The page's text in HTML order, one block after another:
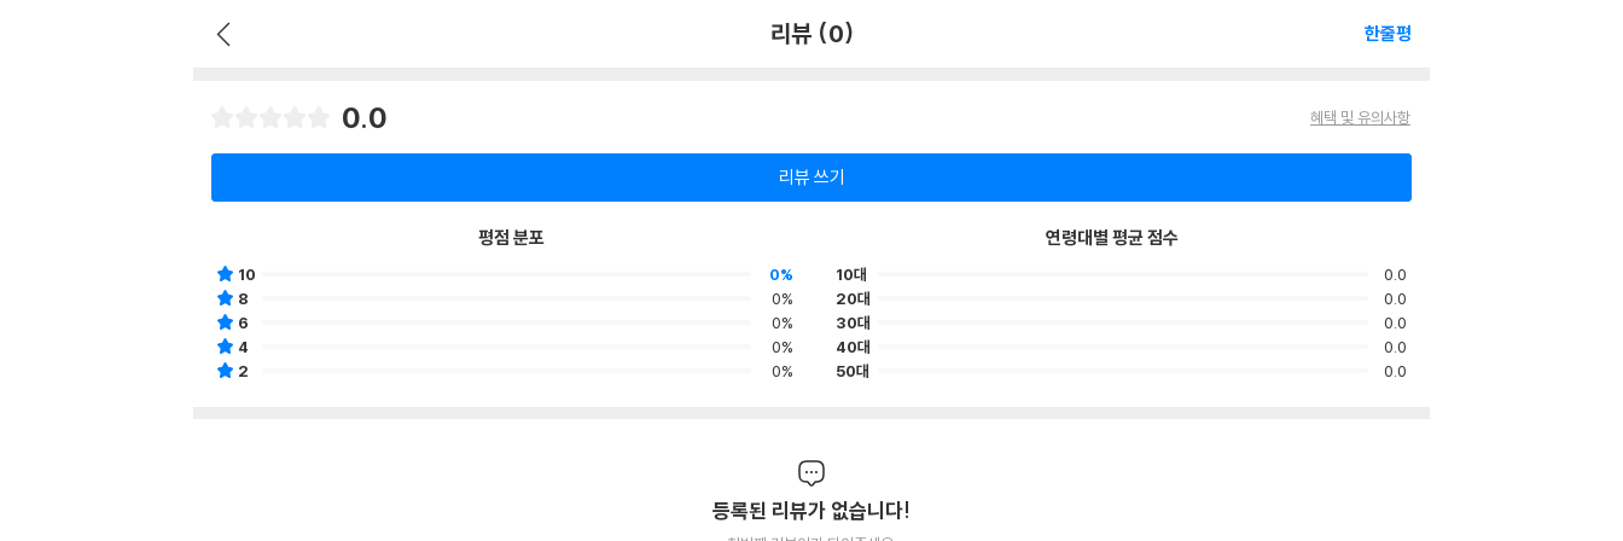
리뷰 (0) 한줄평
0.0 혜택 및 유의사항
리뷰 쓰기
평점 분포
10
0%
8
0%
6
0%
4
0%
2
0%
연령대별 평균 점수
10대
0.0
20대
0.0
30대
0.0
40대
0.0
50대
0.0
등록된 리뷰가 없습니다!